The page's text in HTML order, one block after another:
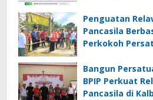
Penguatan
Pancasila
Perkokoh
Bangun
BPIP Perkuat
Pancasila di